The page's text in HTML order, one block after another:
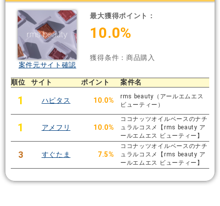
案件元サイト確認
最大獲得ポイント：
10.0%
獲得条件：商品購入
順位 サイト ポイント 案件名
1 ハピタス 10.0%
rms beauty（アールエムエス
ビューティー）
1 アメフリ 10.0%
ココナッツオイルベースのナチ
ュラルコスメ【rms beauty ア
ールエムエス ビューティー】
3 すぐたま 7.5%
ココナッツオイルベースのナチ
ュラルコスメ【rms beauty ア
ールエムエス ビューティー】